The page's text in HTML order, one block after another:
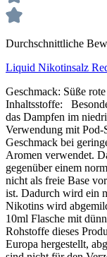
Durchschnittliche
Liquid Nikotinsalz
Geschmack: Süße
Inhaltsstoffe:
das Dampfen im
Verwendung mit Pod-
Geschmack bei
Aromen verwendet.
gegenüber einem
nicht als freie Base
ist. Dadurch wird ein
Nikotins wird
10ml Flasche mit
Rohstoffe dieses
Europa hergestellt,